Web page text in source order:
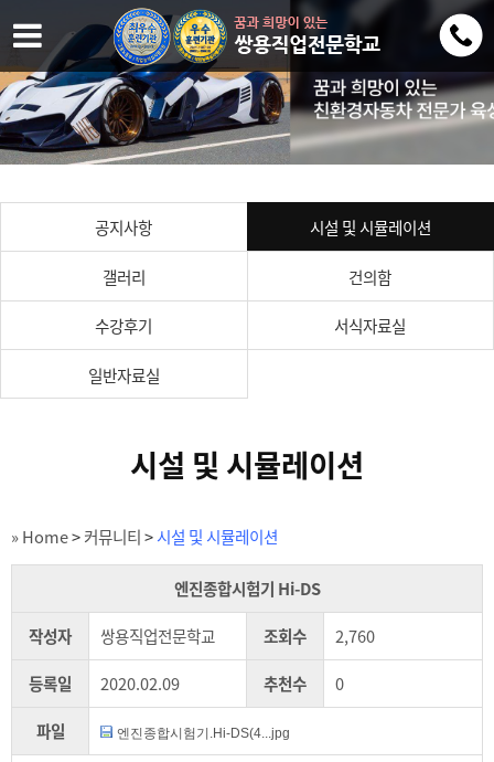
공지사항 시설 및 시뮬레이션
갤러리 건의함
수강후기 서식자료실
일반자료실
시설 및 시뮬레이션
» Home>커뮤니티>시설 및 시뮬레이션
엔진종합시험기 Hi-DS
작성자
쌍용직업전문학교 조회수
2,760
등록일
2020.02.09 추천수
0
파일
엔진종합시험기.Hi-DS(4...jpg